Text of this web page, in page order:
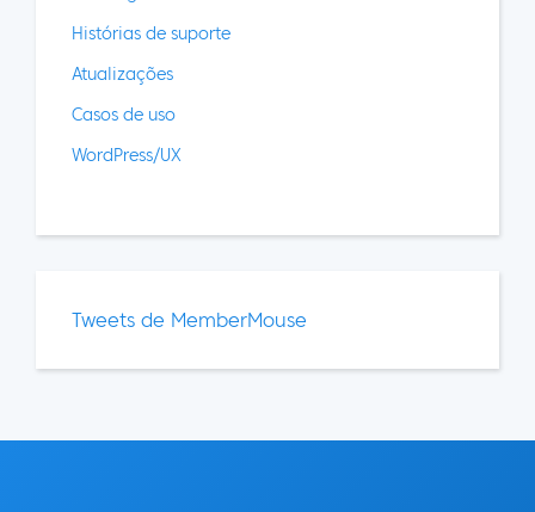
Histórias de suporte
Atualizações
Casos de uso
WordPress/UX
Tweets de MemberMouse